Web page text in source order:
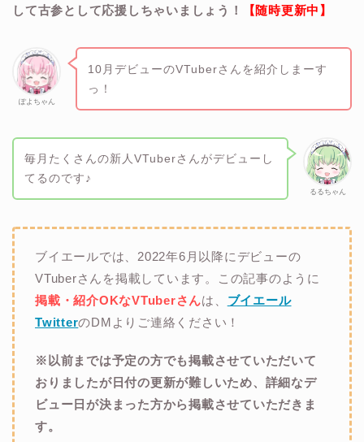
して古参として応援しちゃいましょう！
【随時更新中】
ぽよちゃん
10月デビューのVTuberさんを紹介しまーす
っ！
るるちゃん
毎月たくさんの新人VTuberさんがデビューし
てるのです♪
ブイエールでは、2022年6月以降にデビューの
VTuberさんを掲載しています。この記事のように
掲載・紹介OKなVTuberさんは、 ブイエール
TwitterのDMよりご連絡ください！
※以前までは予定の方でも掲載させていただいて
おりましたが日付の更新が難しいため、詳細なデ
ビュー日が決まった方から掲載させていただきま
す。